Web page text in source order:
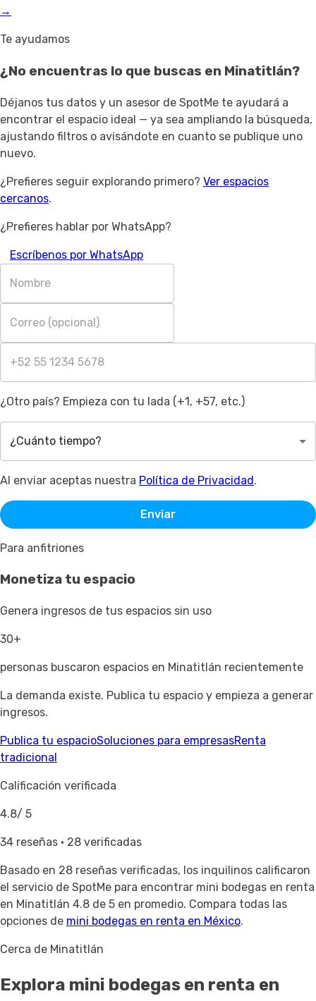
→
Te ayudamos
¿No encuentras lo que buscas en Minatitlán?
Déjanos tus datos y un asesor de SpotMe te ayudará a
encontrar el espacio ideal — ya sea ampliando la búsqueda,
ajustando filtros o avisándote en cuanto se publique uno
nuevo.
¿Prefieres seguir explorando primero? Ver espacios
cercanos.
¿Prefieres hablar por WhatsApp?
Escríbenos por WhatsApp
¿Otro país? Empieza con tu lada (+1, +57, etc.)
¿Cuánto tiempo?
Al enviar aceptas nuestra Política de Privacidad.
Enviar
Para anfitriones
Monetiza tu espacio
Genera ingresos de tus espacios sin uso
30+
personas buscaron espacios en Minatitlán recientemente
La demanda existe. Publica tu espacio y empieza a generar
ingresos.
Publica tu espacioSoluciones para empresasRenta
tradicional
Calificación verificada
4.8/ 5
34 reseñas · 28 verificadas
Basado en 28 reseñas verificadas, los inquilinos calificaron
el servicio de SpotMe para encontrar mini bodegas en renta
en Minatitlán 4.8 de 5 en promedio. Compara todas las
opciones de mini bodegas en renta en México.
Cerca de Minatitlán
Explora mini bodegas en renta en